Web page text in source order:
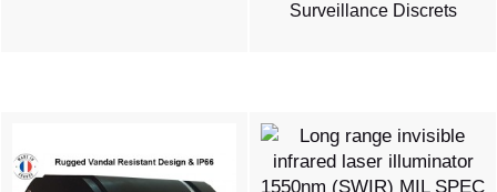
Surveillance Discrets